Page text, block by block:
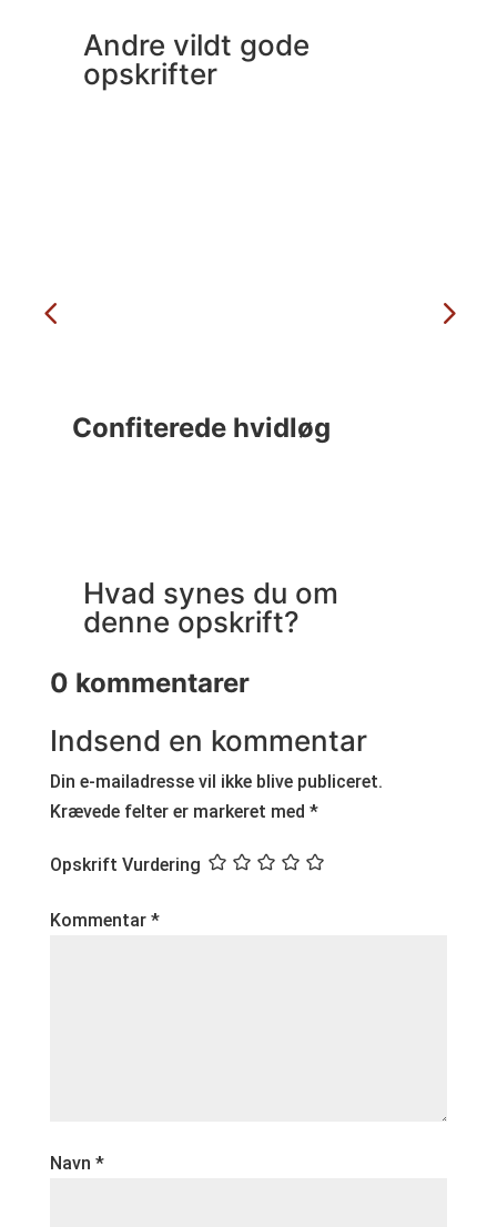
Andre vildt gode
opskrifter
Confiterede hvidløg
Hvad synes du om
denne opskrift?
0 kommentarer
Indsend en kommentar
Din e-mailadresse vil ikke blive publiceret.
Krævede felter er markeret med *
Opskrift Vurdering
Kommentar *
Navn *